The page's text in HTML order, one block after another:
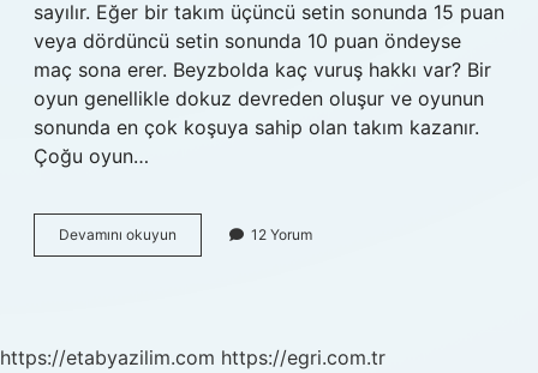
sayılır. Eğer bir takım üçüncü setin sonunda 15 puan
veya dördüncü setin sonunda 10 puan öndeyse
maç sona erer. Beyzbolda kaç vuruş hakkı var? Bir
oyun genellikle dokuz devreden oluşur ve oyunun
sonunda en çok koşuya sahip olan takım kazanır.
Çoğu oyun…
Devamını okuyun Beyzbol
Kaç
12 Yorum
https://etabyazilim.com https://egri.com.tr